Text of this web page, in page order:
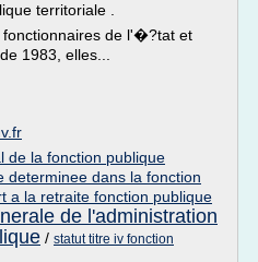
territoriale .
fonctionnaires de l'�?tat et
1983, elles...
de la fonction publique
determinee dans la fonction
a la retraite fonction publique
de l'administration
/ statut titre iv fonction